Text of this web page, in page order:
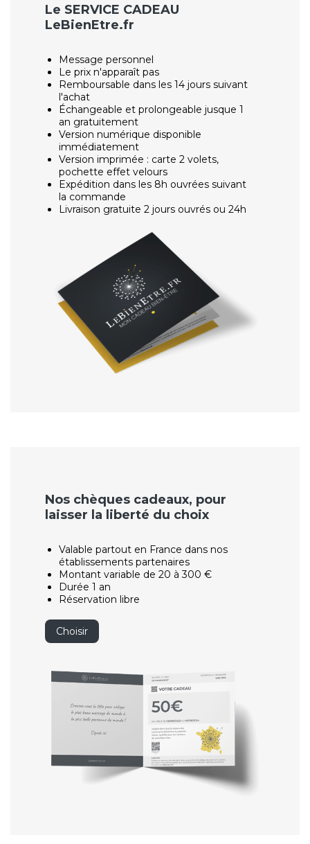
Le SERVICE CADEAU
LeBienEtre.fr
Message personnel
Le prix n'apparaît pas
Remboursable dans les 14 jours suivant
l'achat
Échangeable et prolongeable jusque 1
an gratuitement
Version numérique disponible
immédiatement
Version imprimée : carte 2 volets,
pochette effet velours
Expédition dans les 8h ouvrées suivant
la commande
Livraison gratuite 2 jours ouvrés ou 24h
Nos chèques cadeaux, pour
laisser la liberté du choix
Valable partout en France dans nos
établissements partenaires
Montant variable de 20 à 300 €
Durée 1 an
Réservation libre
Choisir